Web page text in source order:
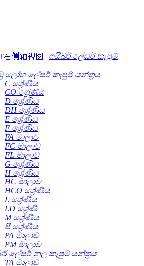
ෆයිබර් ලේසර් කැපුම්
ලෝහ ලේසර් කැපුම් යන්ත්‍රය
C ශ්‍රේණිය
CO ශ්‍රේණිය
D ශ්‍රේණිය
DH ශ්‍රේණිය
E ශ්‍රේණිය
F ශ්‍රේණිය
FA මාලාව
FC මාලාව
FL මාලාව
G ශ්‍රේණිය
H ශ්‍රේණිය
HC මාලාව
HCO ශ්‍රේණිය
L ශ්‍රේණිය
LD ශ්‍රේණි
M ශ්‍රේණිය
පී ශ්‍රේණිය
PA මාලාව
PM මාලාව
ලේසර් නල කැපුම් යන්ත්‍රය
TA මාලාව